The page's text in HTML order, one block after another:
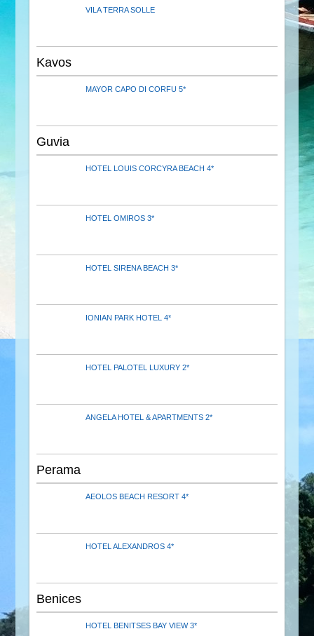
VILA TERRA SOLLE
Kavos
MAYOR CAPO DI CORFU 5*
Guvia
HOTEL LOUIS CORCYRA BEACH 4*
HOTEL OMIROS 3*
HOTEL SIRENA BEACH 3*
IONIAN PARK HOTEL 4*
HOTEL PALOTEL LUXURY 2*
ANGELA HOTEL & APARTMENTS 2*
Perama
AEOLOS BEACH RESORT 4*
HOTEL ALEXANDROS 4*
Benices
HOTEL BENITSES BAY VIEW 3*